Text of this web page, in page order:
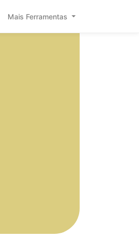
Mais Ferramentas